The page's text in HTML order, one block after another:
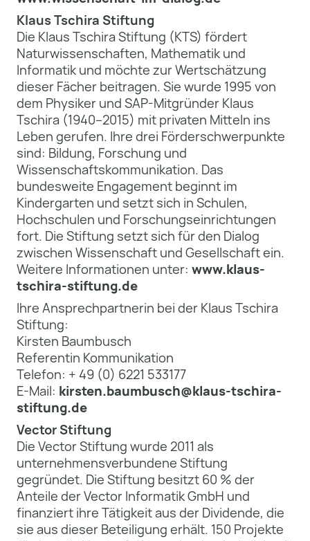
Klaus Tschira Stiftung
Die Klaus Tschira Stiftung (KTS) fördert
Naturwissenschaften, Mathematik und
Informatik und möchte zur Wertschätzung
dieser Fächer beitragen. Sie wurde 1995 von
dem Physiker und SAP-Mitgründer Klaus
Tschira (1940–2015) mit privaten Mitteln ins
Leben gerufen. Ihre drei Förderschwerpunkte
sind: Bildung, Forschung und
Wissenschaftskommunikation. Das
bundesweite Engagement beginnt im
Kindergarten und setzt sich in Schulen,
Hochschulen und Forschungseinrichtungen
fort. Die Stiftung setzt sich für den Dialog
zwischen Wissenschaft und Gesellschaft ein.
Weitere Informationen unter: www.klaus-
tschira-stiftung.de
Ihre Ansprechpartnerin bei der Klaus Tschira
Stiftung:
Kirsten Baumbusch
Referentin Kommunikation
Telefon: + 49 (0) 6221 533177
E-Mail: kirsten.baumbusch@klaus-tschira-
stiftung.de
Vector Stiftung
Die Vector Stiftung wurde 2011 als
unternehmensverbundene Stiftung
gegründet. Die Stiftung besitzt 60 % der
Anteile der Vector Informatik GmbH und
finanziert ihre Tätigkeit aus der Dividende, die
sie aus dieser Beteiligung erhält. 150 Projekte